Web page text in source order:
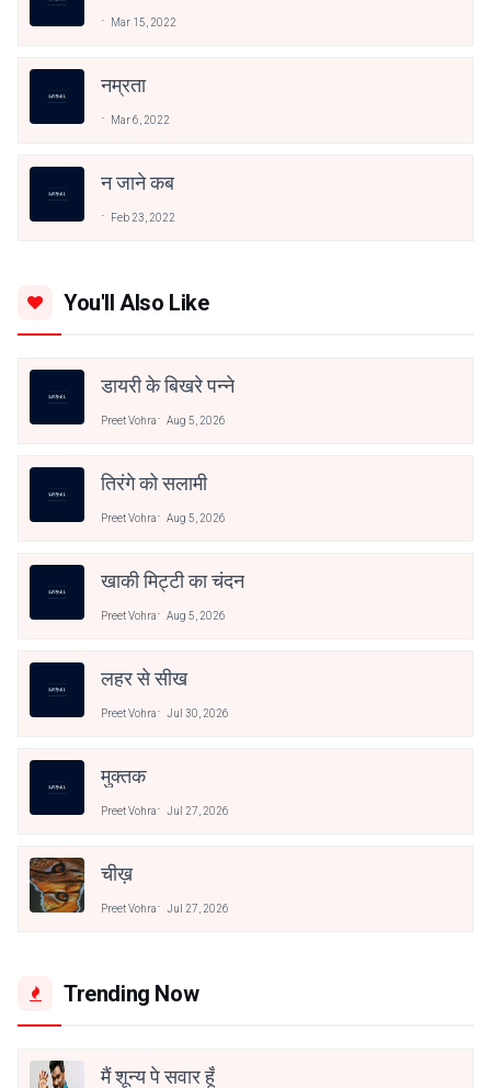
Mar 15, 2022
नम्रता
Mar 6, 2022
न जाने कब
Feb 23, 2022
You'll Also Like
डायरी के बिखरे पन्ने
Preet Vohra Aug 5, 2026
तिरंगे को सलामी
Preet Vohra Aug 5, 2026
खाकी मिट्टी का चंदन
Preet Vohra Aug 5, 2026
लहर से सीख
Preet Vohra Jul 30, 2026
मुक्तक
Preet Vohra Jul 27, 2026
चीख़
Preet Vohra Jul 27, 2026
Trending Now
मैं शून्य पे सवार हूँ